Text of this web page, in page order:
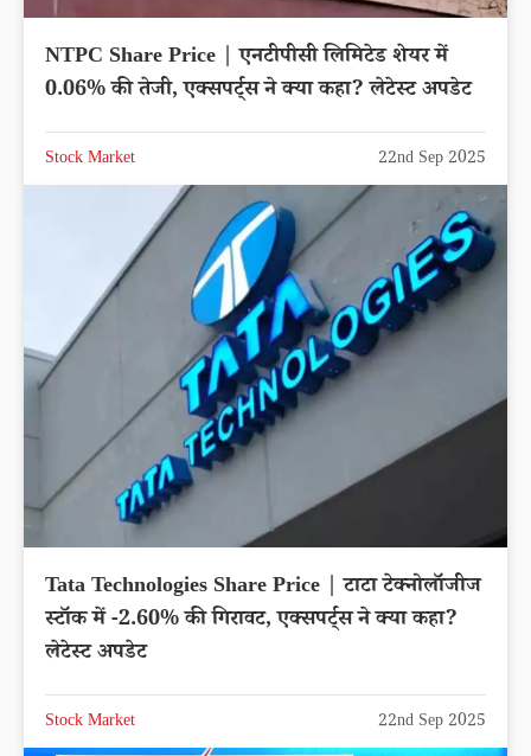
NTPC Share Price | एनटीपीसी लिमिटेड शेयर में
0.06% की तेजी, एक्सपर्ट्स ने क्या कहा? लेटेस्ट अपडेट
Stock Market 22nd Sep 2025
Tata Technologies Share Price | टाटा टेक्नोलॉजीज
स्टॉक में -2.60% की गिरावट, एक्सपर्ट्स ने क्या कहा?
लेटेस्ट अपडेट
Stock Market 22nd Sep 2025